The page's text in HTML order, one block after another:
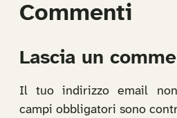
Commenti
Lascia un
Il tuo indirizzo email non
campi obbligatori sono